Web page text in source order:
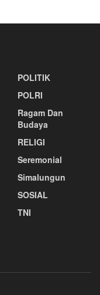
POLITIK
POLRI
Ragam Dan
Budaya
RELIGI
Seremonial
Simalungun
SOSIAL
TNI